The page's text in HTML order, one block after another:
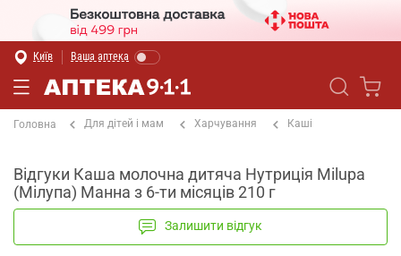
Київ Ваша аптека
Головна Для дітей і мам Харчування Каші
Відгуки Каша молочна дитяча Нутриція Milupa
(Мілупа) Манна з 6-ти місяців 210 г
Залишити відгук